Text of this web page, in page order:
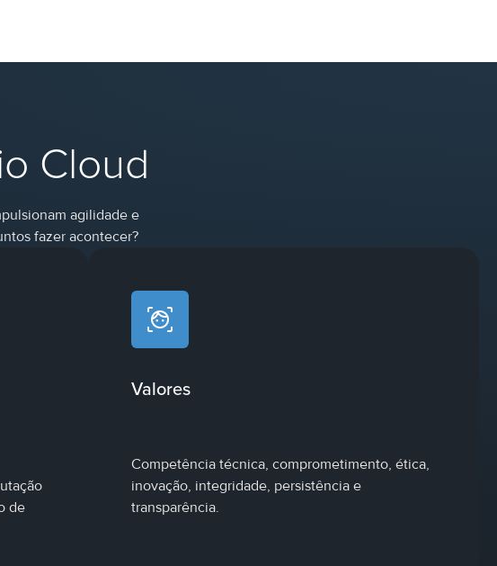
Cloud
agilidade e
fazer acontecer?
de
Valores
Competência técnica, comprometimento, ética,
inovação, integridade, persistência e
transparência.